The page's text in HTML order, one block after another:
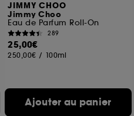
JIMMY CHOO
Jimmy Choo
Eau de Parfum Roll-On
289
25,00€
250,00€ / 100ml
Ajouter au panier